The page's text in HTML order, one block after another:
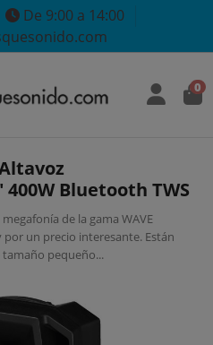
De 9:00 a 14:00
0
Bluetooth TWS
de la gama WAVE
un precio interesante. Están
tamaño pequeño...